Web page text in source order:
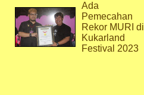
Ada
Pemecahan
Rekor MURI di
Kukarland
Festival 2023